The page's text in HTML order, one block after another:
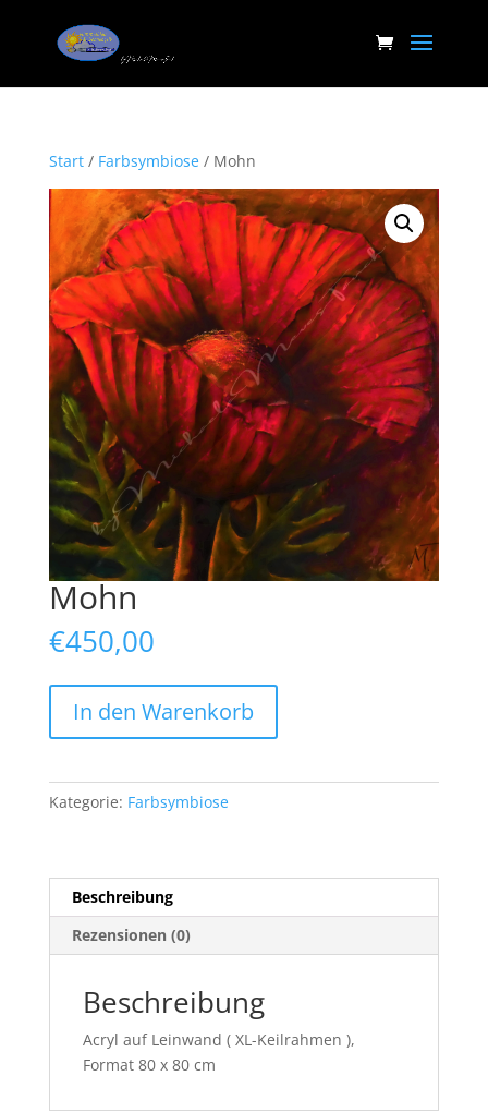
Start/ Farbsymbiose/ Mohn
Mohn
€450,00
MengeIn den Warenkorb
Kategorie: Farbsymbiose
Beschreibung
Rezensionen (0)
Beschreibung
Acryl auf Leinwand ( XL-Keilrahmen ),
Format 80 x 80 cm